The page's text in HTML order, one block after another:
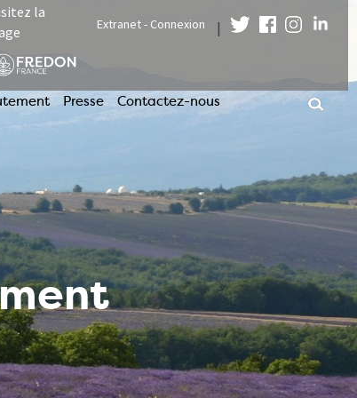
la
Extranet - Connexion |
Presse Contactez-nous